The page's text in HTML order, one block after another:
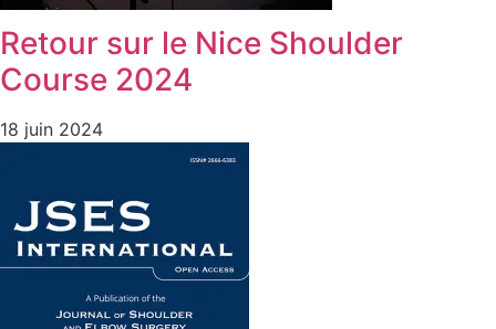
Retour sur le Nice Shoulder
Course 2024
18 juin 2024